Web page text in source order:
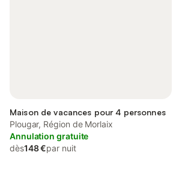
Maison de vacances pour 4 personnes
Plougar, Région de Morlaix
Annulation gratuite
dès148 €par nuit